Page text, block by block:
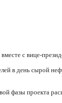
с вице-
в день сырой
фазы проекта